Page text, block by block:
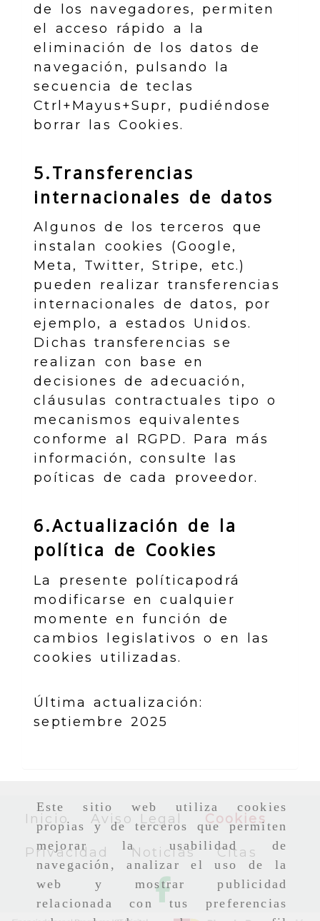
Este sitio web utiliza cookies
propias y de terceros que permiten
mejorar la usabilidad de
navegación, analizar el uso de la
web y mostrar publicidad
relacionada con tus preferencias
de los navegadores, permiten
el acceso rápido a la
eliminación de los datos de
navegación, pulsando la
secuencia de teclas
Ctrl+Mayus+Supr, pudiéndose
borrar las Cookies.
5.Transferencias
internacionales de datos
Algunos de los terceros que
instalan cookies (Google,
Meta, Twitter, Stripe, etc.)
pueden realizar transferencias
internacionales de datos, por
ejemplo, a estados Unidos.
Dichas transferencias se
realizan con base en
decisiones de adecuación,
cláusulas contractuales tipo o
mecanismos equivalentes
conforme al RGPD. Para más
información, consulte las
poíticas de cada proveedor.
6.Actualización de la
política de Cookies
La presente políticapodrá
modificarse en cualquier
momente en función de
cambios legislativos o en las
cookies utilizadas.
Última actualización:
septiembre 2025
Inicio Aviso Legal Cookies
Privacidad Noticias Citas